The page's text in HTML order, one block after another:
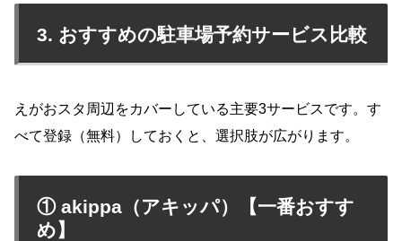
3. おすすめの駐車場予約サービス比較
えがおスタ周辺をカバーしている主要3サービスです。す
べて登録（無料）しておくと、選択肢が広がります。
① akippa（アキッパ）【一番おすす
め】